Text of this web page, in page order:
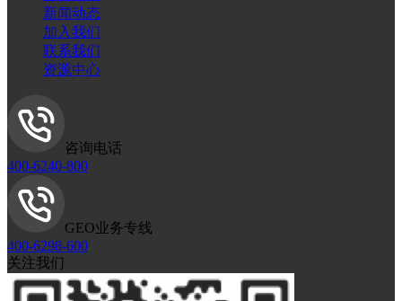
新闻动态
加入我们
联系我们
资源中心
咨询电话
400-6240-800
GEO业务专线
400-6298-600
关注我们